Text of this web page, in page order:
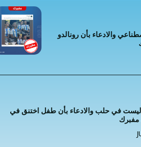
المعلومات المضللة
تحقق
رئيسية
والادعاء بأن رونالدو
في حلب والادعاء بأن طفل اختنق في
مفبرك